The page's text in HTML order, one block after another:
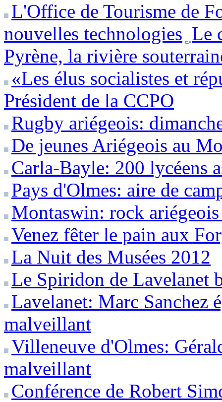
L'Office de Tourisme de
nouvelles technologies Le
Pyrène, la rivière
«Les élus socialistes et
Président de la CCPO
Rugby ariégeois:
De jeunes Ariégeois au
Carla-Bayle: 200 lycéens
Pays d'Olmes: aire de
Montaswin: rock ariégeois
Venez fêter le pain aux
La Nuit des Musées 2012
Le Spiridon de Lavelanet
Lavelanet: Marc Sanchez
malveillant
Villeneuve d'Olmes:
malveillant
Conférence de Robert